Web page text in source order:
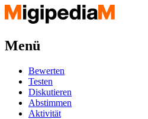
Menü
Bewerten
Testen
Diskutieren
Abstimmen
Aktivität